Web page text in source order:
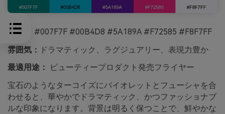
HEX：
#007F7F #00B4D8 #5A189A #F72585 #F8F7FF
雰囲気：
ドラマティック、ラグジュアリー、表現力豊か
最適用途：
ビューティープロダクト発売フライヤー
宝石のようなターコイズにバイオレットとフューシャを合
わせると、華やかでドラマティック、かつファッショナブ
ルな印象になります。背景は明るく保つことで、鮮やかな